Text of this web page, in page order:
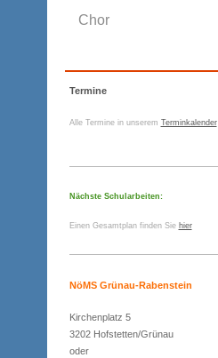
Chor
Termine
Alle Termine in unserem Terminkalender
Nächste Schularbeiten:
Einen Gesamtplan finden Sie hier
NöMS Grünau-Rabenstein
Kirchenplatz 5
3202 Hofstetten/Grünau
oder